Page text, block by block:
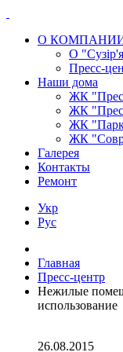
О
О
Пресс-
Наши дома
ЖК
ЖК
ЖК
ЖК
Галерея
Контакты
Ремонт
Укр
Рус
Главная
Пресс-центр
Нежилые
использование
26.08.2015